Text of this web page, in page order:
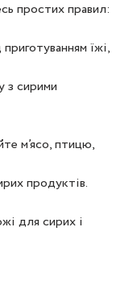
простих правил:
їжі,
з сирими
м’ясо, птицю,
продуктів.
для сирих і